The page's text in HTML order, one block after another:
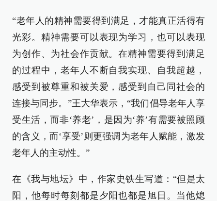
“老年人的精神需要得到满足，才能真正活得有
光彩。精神需要可以表现为学习，也可以表现
为创作、为社会作贡献。在精神需要得到满足
的过程中，老年人不断自我实现、自我超越，
感受到被尊重和被关爱，感受到自己同社会的
连接与同步。”王大华表示，“我们倡导老年人享
受生活，而非‘养老’，是因为‘养’有需要被照顾
的含义，而‘享受’则更强调为老年人赋能，激发
老年人的主动性。”
在《我与地坛》中，作家史铁生写道：“但是太
阳，他每时每刻都是夕阳也都是旭日。当他熄